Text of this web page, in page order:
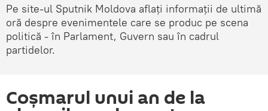
Pe site-ul Sputnik Moldova aflați informații de ultimă
oră despre evenimentele care se produc pe scena
politică - în Parlament, Guvern sau în cadrul
partidelor.
Coşmarul unui an de la